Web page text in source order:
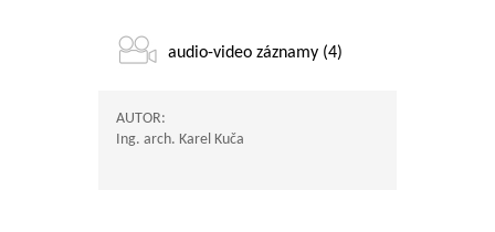
audio-video záznamy (4)
AUTOR:
Ing. arch. Karel Kuča